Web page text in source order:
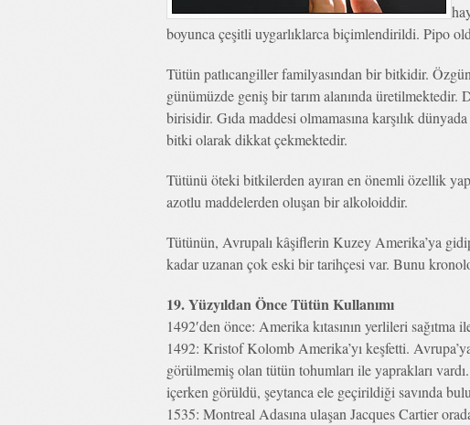
boyunca çeşitli uygarlıklarca biçimlendirildi. Pipo
Tütün patlıcangiller familyasından bir bitkidir.
günümüzde geniş bir tarım alanında
birisidir. Gıda maddesi olmamasına karşılık
bitki olarak dikkat çekmektedir.
Tütünü öteki bitkilerden ayıran en önemli özellik
azotlu maddelerden oluşan bir alkoloiddir.
Tütünün, Avrupalı kâşiflerin Kuzey Amerika’ya
kadar uzanan çok eski bir tarihçesi var. Bunu
19. Yüzyıldan Önce Tütün Kullanımı
1492′den önce: Amerika kıtasının yerlileri
1492: Kristof Kolomb Amerika’yı keşfetti.
görülmemiş olan tütün tohumları ile yaprakları
içerken görüldü, şeytanca ele geçirildiği savında
1535: Montreal Adasına ulaşan Jacques Cartier